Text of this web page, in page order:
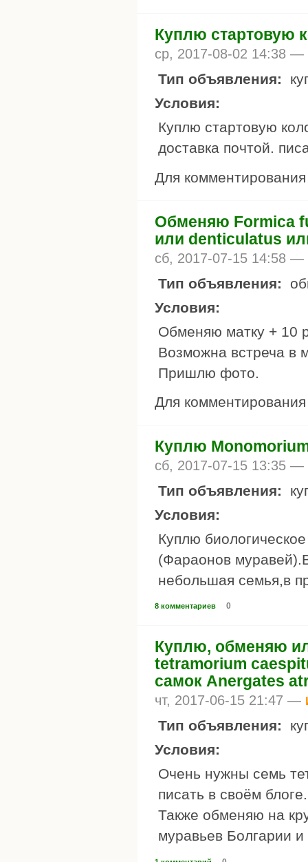
Куплю стартовую
ср, 2017-08-02 14:38 —
Тип объявления:
Условия:
Куплю стартовую
доставка почтой.
Для
Обменяю Formica
или denticulatus
сб, 2017-07-15 14:58 —
Тип объявления:
Условия:
Обменяю матку + 10
Возможна встреча в
Пришлю фото.
Для
Куплю
сб, 2017-07-15 13:35 —
Тип объявления:
Условия:
Куплю
(Фараонов
небольшая семья,в
8 комментариев 0
Куплю, обменяю
tetramorium
самок Anergates
чт, 2017-06-15 21:47 —
Тип объявления:
Условия:
Очень нужны семь
писать в своём
Также обменяю на
муравьев Болгарии